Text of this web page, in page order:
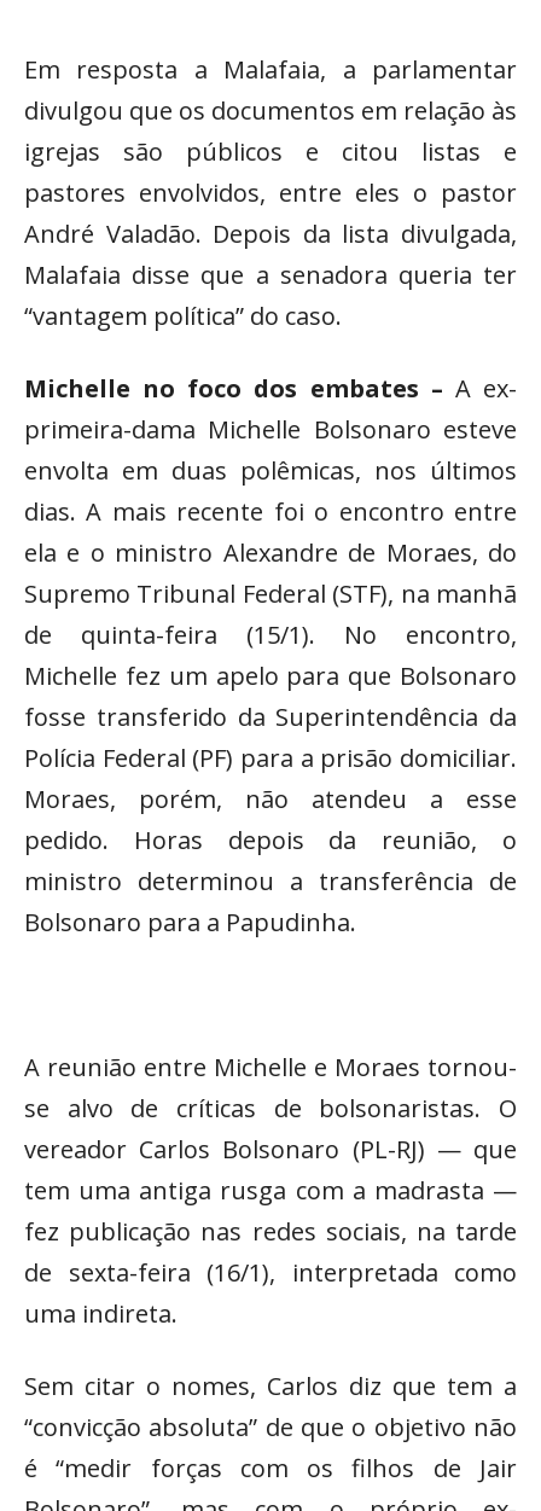
Em resposta a Malafaia, a parlamentar
divulgou que os documentos em relação às
igrejas são públicos e citou listas e
pastores envolvidos, entre eles o pastor
André Valadão. Depois da lista divulgada,
Malafaia disse que a senadora queria ter
“vantagem política” do caso.
Michelle no foco dos embates – A ex-
primeira-dama Michelle Bolsonaro esteve
envolta em duas polêmicas, nos últimos
dias. A mais recente foi o encontro entre
ela e o ministro Alexandre de Moraes, do
Supremo Tribunal Federal (STF), na manhã
de quinta-feira (15/1). No encontro,
Michelle fez um apelo para que Bolsonaro
fosse transferido da Superintendência da
Polícia Federal (PF) para a prisão domiciliar.
Moraes, porém, não atendeu a esse
pedido. Horas depois da reunião, o
ministro determinou a transferência de
Bolsonaro para a Papudinha.
A reunião entre Michelle e Moraes tornou-
se alvo de críticas de bolsonaristas. O
vereador Carlos Bolsonaro (PL-RJ) — que
tem uma antiga rusga com a madrasta —
fez publicação nas redes sociais, na tarde
de sexta-feira (16/1), interpretada como
uma indireta.
Sem citar o nomes, Carlos diz que tem a
“convicção absoluta” de que o objetivo não
é “medir forças com os filhos de Jair